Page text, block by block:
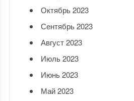
Октябрь 2023
Сентябрь 2023
Август 2023
Июль 2023
Июнь 2023
Май 2023